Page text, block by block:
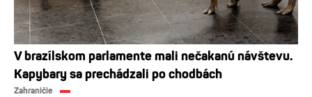
V brazílskom parlamente mali nečakanú návštevu.
Kapybary sa prechádzali po chodbách
Zahraničie